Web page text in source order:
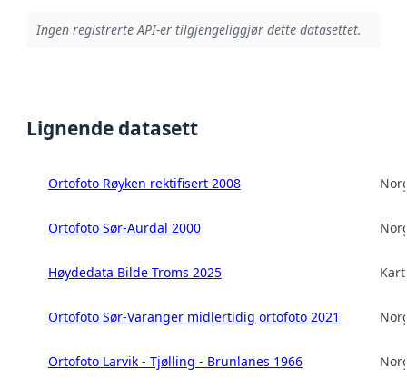
Ingen registrerte API-er tilgjengeliggjør dette datasettet.
Lignende datasett
Ortofoto Røyken rektifisert 2008
Ortofoto Sør-Aurdal 2000
Høydedata Bilde Troms 2025
Ortofoto Sør-Varanger midlertidig ortofoto 2021
Ortofoto Larvik - Tjølling - Brunlanes 1966